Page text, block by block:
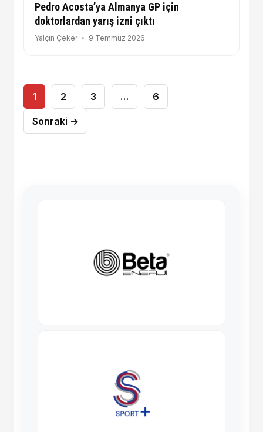
Pedro Acosta’ya Almanya GP için
doktorlardan yarış izni çıktı
Yalçın Çeker 9 Temmuz 2026
Yazı
sayfalaması
1 2 3 … 6
Sonraki →